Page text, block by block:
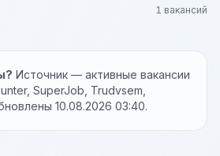
1 вакансий
Источник — активные вакансии
SuperJob, Trudvsem,
10.08.2026 03:40.